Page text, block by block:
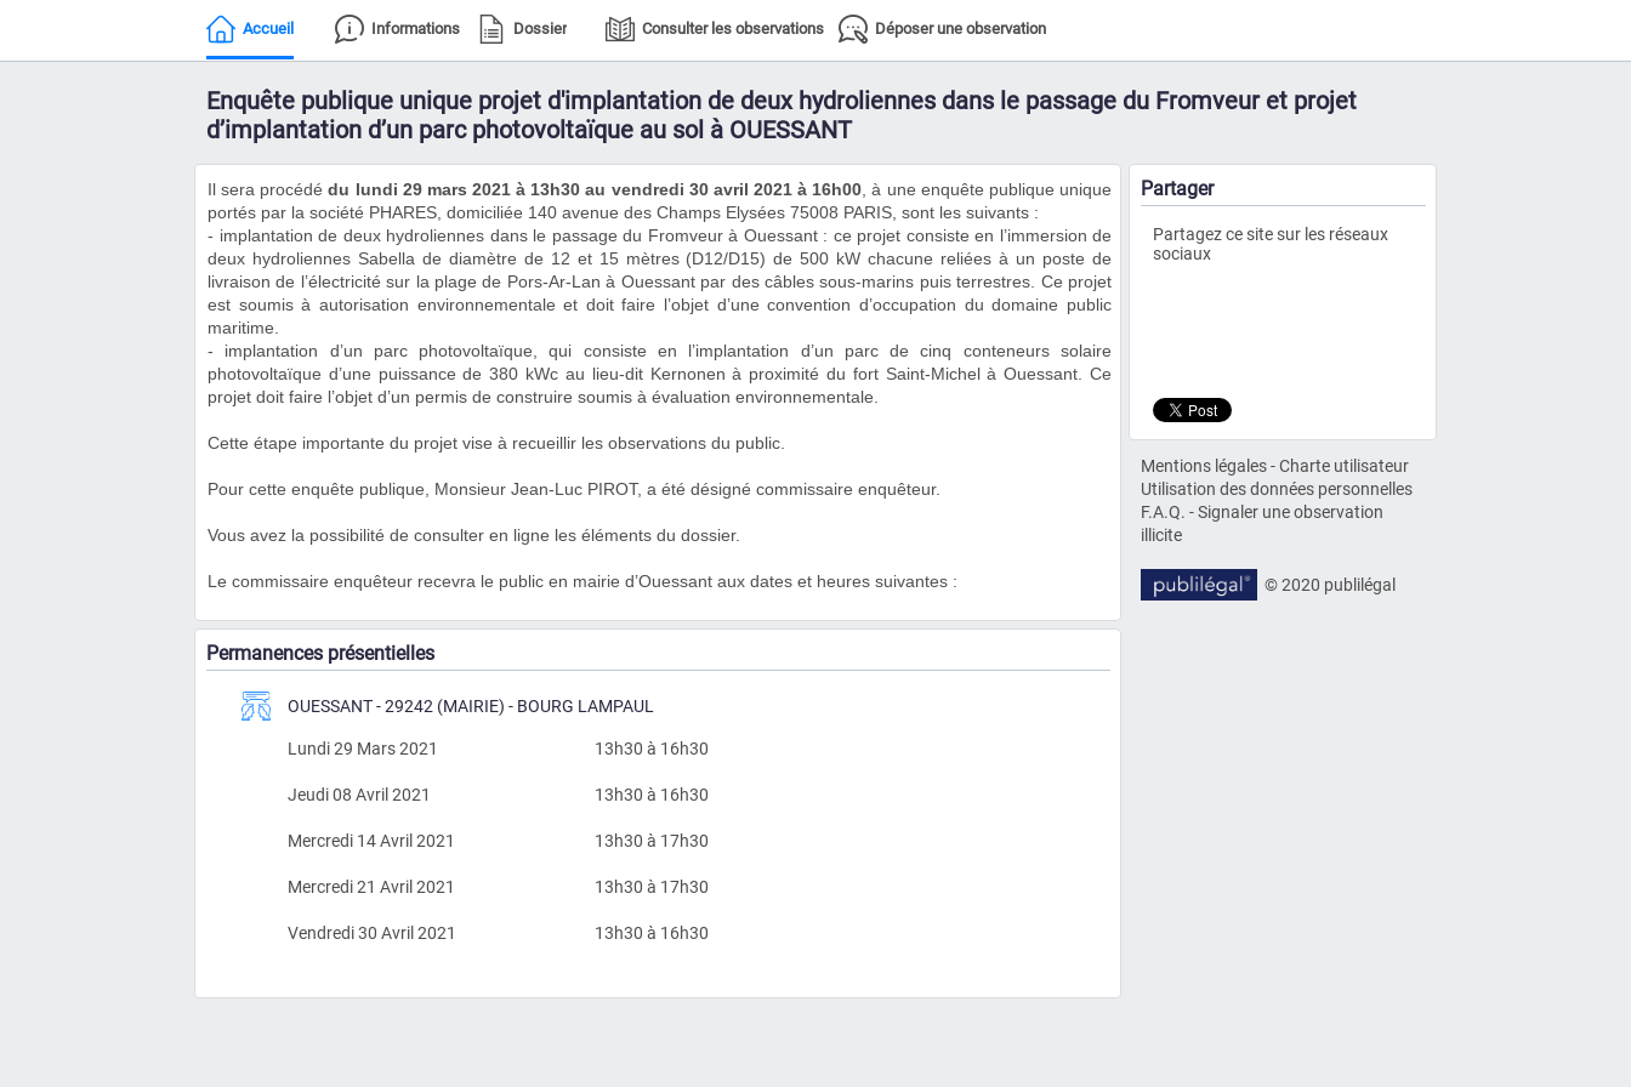
Accueil Informations Dossier Consulter les observations Déposer une observation
Enquête publique unique projet d'implantation de deux hydroliennes dans le passage du Fromveur et projet
d’implantation d’un parc photovoltaïque au sol à OUESSANT
Il sera procédédu lundi 29 mars 2021 à 13h30 au vendredi 30 avril 2021 à 16h00 , à une enquête publique unique
portés par la société PHARES, domiciliée 140 avenue des Champs Elysées 75008 PARIS, sont les suivants :
- implantation de deux hydroliennes dans le passage du Fromveur à Ouessant : ce projet consiste en l’immersion de
deux hydroliennes Sabella de diamètre de 12 et 15 mètres (D12/D15) de 500 kW chacune reliées à un poste de
livraison de l’électricité sur la plage de Pors-Ar-Lan à Ouessant par des câbles sous-marins puis terrestres. Ce projet
est soumis à autorisation environnementale et doit faire l’objet d’une convention d’occupation du domaine public
maritime.
- implantation d’un parc photovoltaïque, qui consiste en l’implantation d’un parc de cinq conteneurs solaire
photovoltaïque d’une puissance de 380 kWc au lieu-dit Kernonen à proximité du fort Saint-Michel à Ouessant. Ce
projet doit faire l’objet d’un permis de construire soumis à évaluation environnementale.
Cette étape importante du projet vise à recueillir les observations du public.
Pour cette enquête publique, Monsieur Jean-Luc PIROT, a été désigné commissaire enquêteur.
Vous avez la possibilité de consulter en ligne les éléments du dossier.
Le commissaire enquêteur recevra le public en mairie d’Ouessant aux dates et heures suivantes :
Permanences présentielles
OUESSANT - 29242 (MAIRIE) - BOURG LAMPAUL
Lundi 29 Mars 2021 13h30 à 16h30
Jeudi 08 Avril 2021 13h30 à 16h30
Mercredi 14 Avril 2021 13h30 à 17h30
Mercredi 21 Avril 2021 13h30 à 17h30
Vendredi 30 Avril 2021 13h30 à 16h30
Partager
Partagez ce site sur les réseaux
sociaux
Mentions légales-Charte utilisateur
Utilisation des données personnelles
F.A.Q. -Signaler une observation
illicite
© 2020 publilégal